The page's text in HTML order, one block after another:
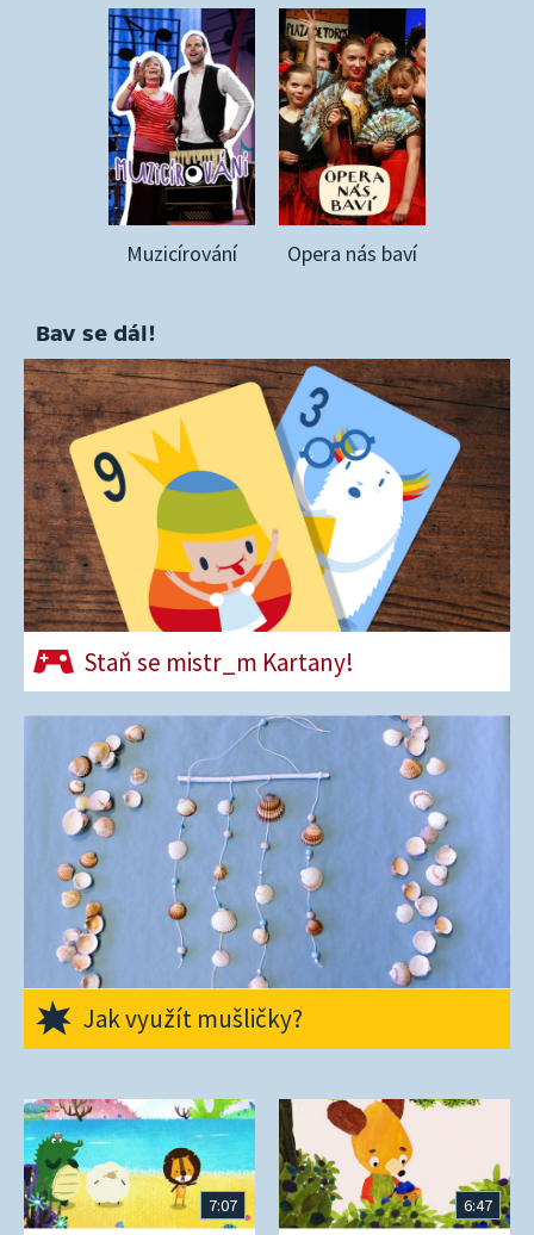
Muzicírování Opera nás baví
Bav se dál!
Staň se mistr_m Kartany!
Jak využít mušličky?
7:07 6:47